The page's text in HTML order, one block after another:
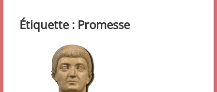
Étiquette : Promesse